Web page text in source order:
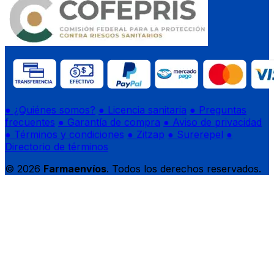
● ¿Quiénes somos? ● Licencia sanitaria ● Preguntas
frecuentes ● Garantía de compra ● Aviso de privacidad
● Términos y condiciones ● Zitzap ● Surerepel ●
Directorio de términos
© 2026 Farmaenvíos. Todos los derechos reservados.